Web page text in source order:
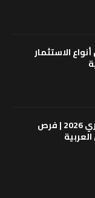
الاستثمار
دليل الاستثمار العقاري 2026 | فرص